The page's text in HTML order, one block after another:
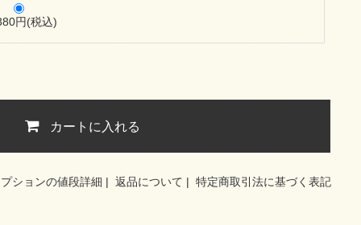
円(税込)
カートに入れる
ションの値段詳細 | 返品について | 特定商取引法に基づく表記